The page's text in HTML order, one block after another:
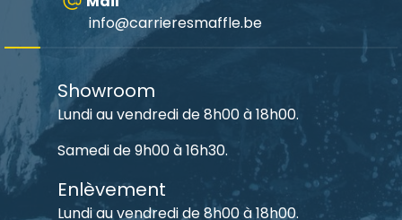
info@carrieresmaffle.be
Showroom
Lundi au vendredi de 8h00 à 18h00.
Samedi de 9h00 à 16h30.
Enlèvement
Lundi au vendredi de 8h00 à 18h00.